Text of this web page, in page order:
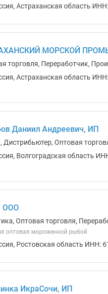
Астраханская область
МОРСКОЙ
торговля, Переработчик,
Астраханская область
Даниил Андреевич, ИП
Дистрибьютер, Оптовая
Волгоградская область
ООО
Оптовая торговля,
оптовая мороженной рыбой
Ростовская область ИНН:
ИкраСочи, ИП